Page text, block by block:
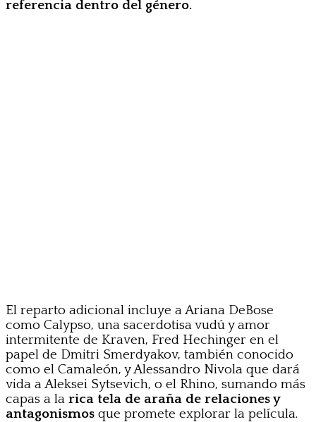
referencia dentro del género.
El reparto adicional incluye a Ariana DeBose
como Calypso, una sacerdotisa vudú y amor
intermitente de Kraven, Fred Hechinger en el
papel de Dmitri Smerdyakov, también conocido
como el Camaleón, y Alessandro Nivola que dará
vida a Aleksei Sytsevich, o el Rhino, sumando más
capas a la rica tela de araña de relaciones y
antagonismos que promete explorar la película.